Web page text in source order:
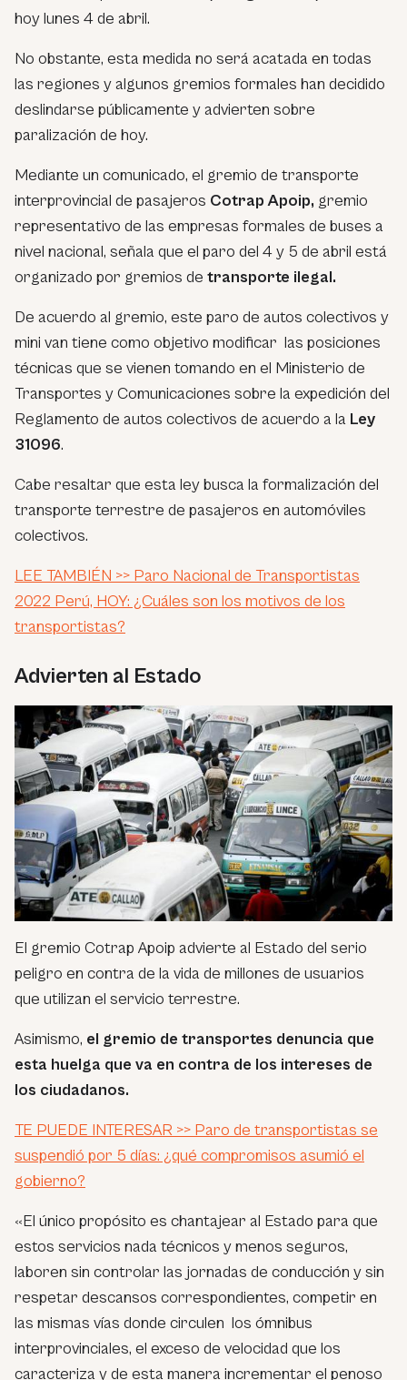
hoy lunes 4 de abril.
No obstante, esta medida no será acatada en todas
las regiones y algunos gremios formales han decidido
deslindarse públicamente y advierten sobre
paralización de hoy.
Mediante un comunicado, el gremio de transporte
interprovincial de pasajeros Cotrap Apoip, gremio
representativo de las empresas formales de buses a
nivel nacional, señala que el paro del 4 y 5 de abril está
organizado por gremios de transporte ilegal.
De acuerdo al gremio, este paro de autos colectivos y
mini van tiene como objetivo modificar las posiciones
técnicas que se vienen tomando en el Ministerio de
Transportes y Comunicaciones sobre la expedición del
Reglamento de autos colectivos de acuerdo a la Ley
31096.
Cabe resaltar que esta ley busca la formalización del
transporte terrestre de pasajeros en automóviles
colectivos.
LEE TAMBIÉN >> Paro Nacional de Transportistas
2022 Perú, HOY: ¿Cuáles son los motivos de los
transportistas?
Advierten al Estado
El gremio Cotrap Apoip advierte al Estado del serio
peligro en contra de la vida de millones de usuarios
que utilizan el servicio terrestre.
Asimismo, el gremio de transportes denuncia que
esta huelga que va en contra de los intereses de
los ciudadanos.
TE PUEDE INTERESAR >> Paro de transportistas se
suspendió por 5 días: ¿qué compromisos asumió el
gobierno?
«El único propósito es chantajear al Estado para que
estos servicios nada técnicos y menos seguros,
laboren sin controlar las jornadas de conducción y sin
respetar descansos correspondientes, competir en
las mismas vías donde circulen los ómnibus
interprovinciales, el exceso de velocidad que los
caracteriza y de esta manera incrementar el penoso